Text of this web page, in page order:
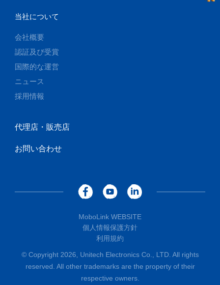
当社について
会社概要
認証及び受賞
国際的な運営
ニュース
採用情報
代理店・販売店
お問い合わせ
MoboLink WEBSITE
個人情報保護方針
利用規約
© Copyright 2026, Unitech Electronics Co., LTD. All rights
reserved. All other trademarks are the property of their
respective owners.